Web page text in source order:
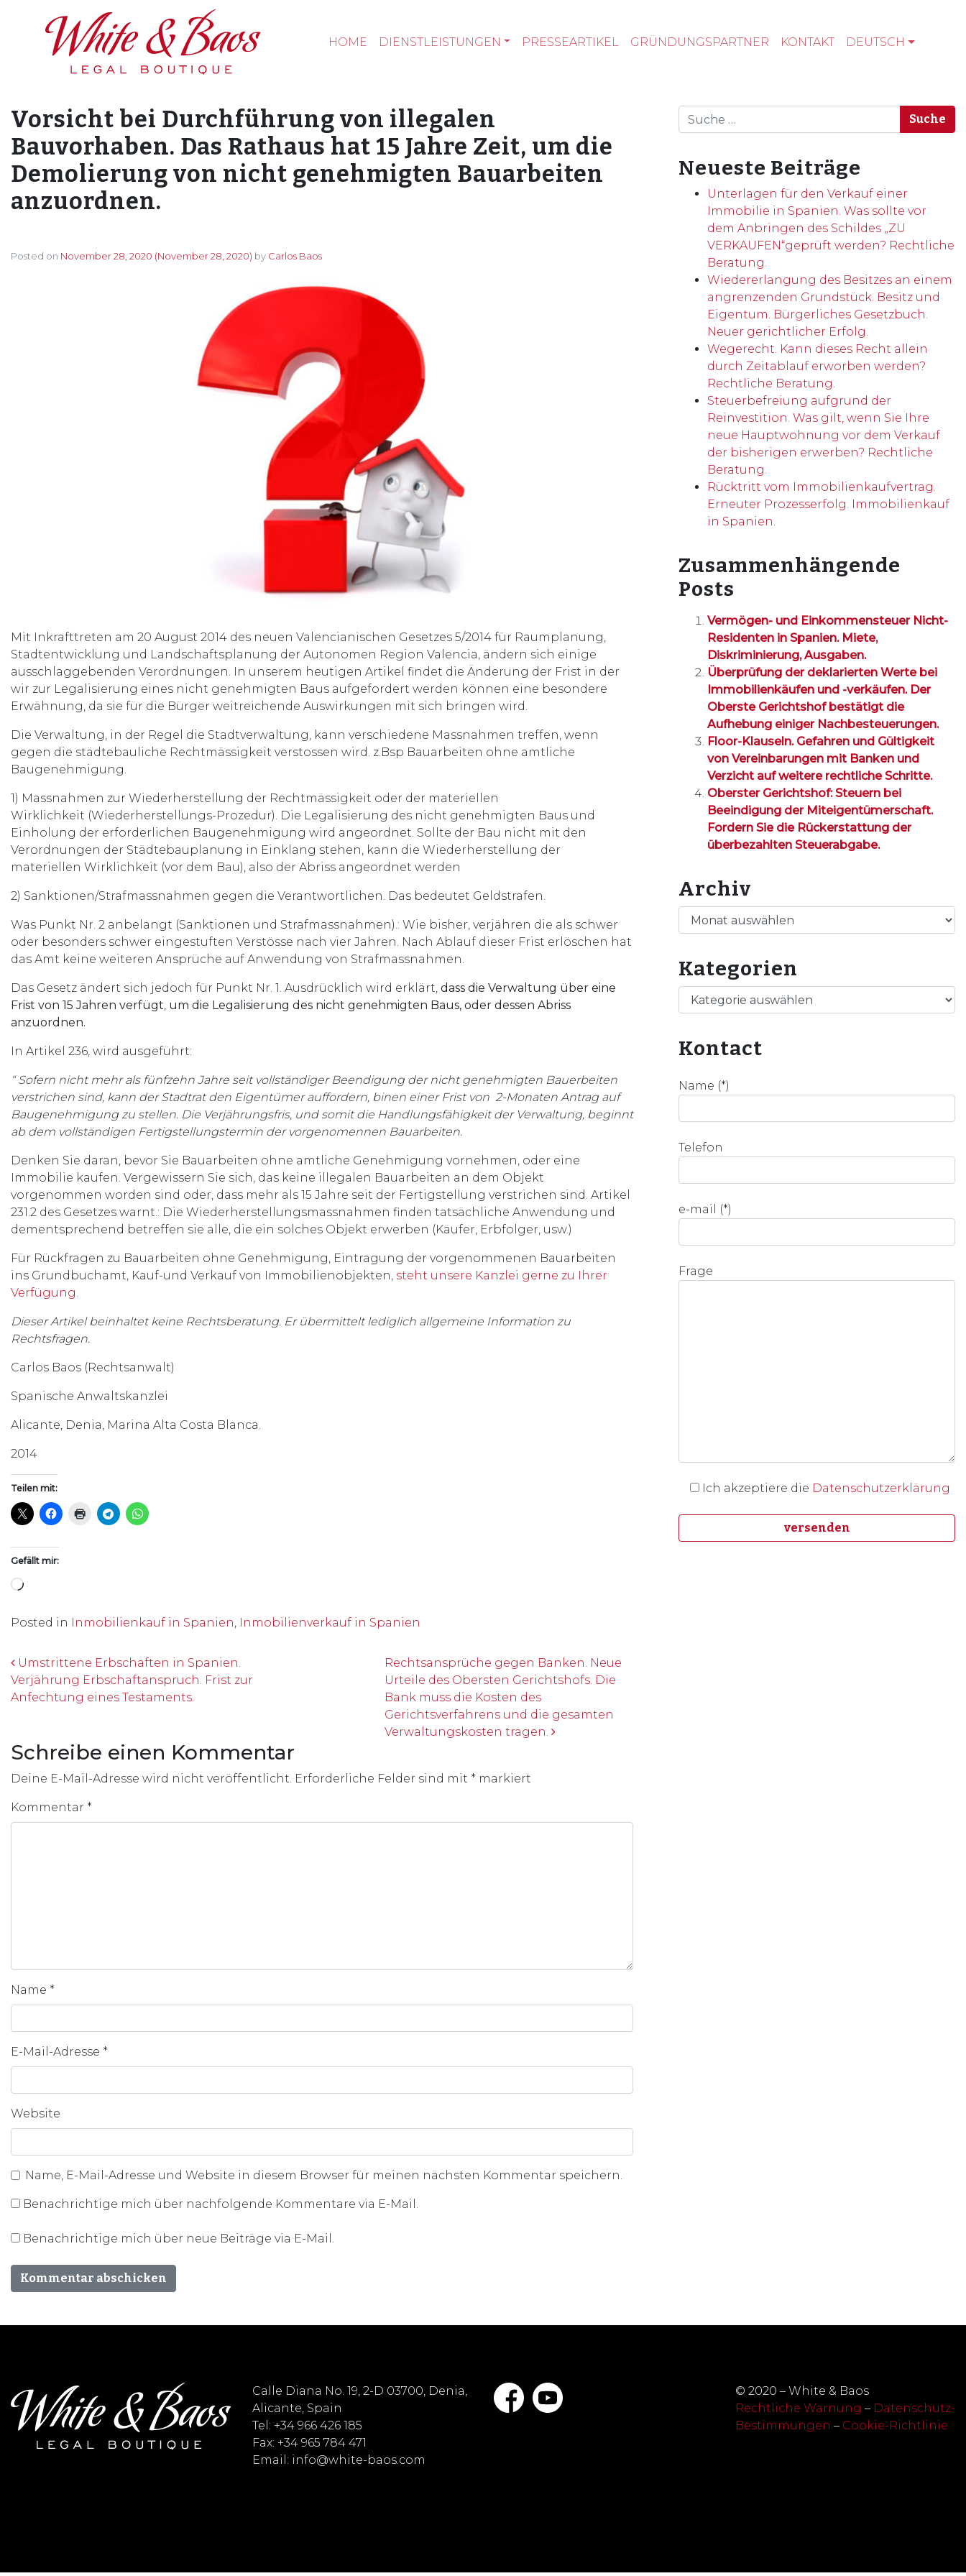
Main Navigation HOME DIENSTLEISTUNGEN PRESSEARTIKEL GRÜNDUNGSPARTNER KONTAKT DEUTSCH
Vorsicht bei Durchführung von illegalen
Bauvorhaben. Das Rathaus hat 15 Jahre Zeit, um die
Demolierung von nicht genehmigten Bauarbeiten
anzuordnen.
Posted on November 28, 2020 (November 28, 2020) by Carlos Baos
Mit Inkrafttreten am 20 August 2014 des neuen Valencianischen Gesetzes 5/2014 für Raumplanung,
Stadtentwicklung und Landschaftsplanung der Autonomen Region Valencia, ändern sich einige
ausschlaggebenden Verordnungen. In unserem heutigen Artikel findet die Änderung der Frist in der
wir zur Legalisierung eines nicht genehmigten Baus aufgefordert werden können eine besondere
Erwähnung, da sie für die Bürger weitreichende Auswirkungen mit sich bringen wird.
Die Verwaltung, in der Regel die Stadtverwaltung, kann verschiedene Massnahmen treffen, wenn
gegen die städtebauliche Rechtmässigkeit verstossen wird. z.Bsp Bauarbeiten ohne amtliche
Baugenehmigung.
1) Massnahmen zur Wiederherstellung der Rechtmässigkeit oder der materiellen
Wirklichkeit (Wiederherstellungs-Prozedur). Die Legalisierung des nicht genehmigten Baus und
Einholung der erforderlichen Baugenehmigung wird angeordnet. Sollte der Bau nicht mit den
Verordnungen der Städtebauplanung in Einklang stehen, kann die Wiederherstellung der
materiellen Wirklichkeit (vor dem Bau), also der Abriss angeordnet werden
2) Sanktionen/Strafmassnahmen gegen die Verantwortlichen. Das bedeutet Geldstrafen.
Was Punkt Nr. 2 anbelangt (Sanktionen und Strafmassnahmen).: Wie bisher, verjähren die als schwer
oder besonders schwer eingestuften Verstösse nach vier Jahren. Nach Ablauf dieser Frist erlöschen hat
das Amt keine weiteren Ansprüche auf Anwendung von Strafmassnahmen.
Das Gesetz ändert sich jedoch für Punkt Nr. 1. Ausdrücklich wird erklärt, dass die Verwaltung über eine
Frist von 15 Jahren verfügt, um die Legalisierung des nicht genehmigten Baus, oder dessen Abriss
anzuordnen.
In Artikel 236, wird ausgeführt:
“Sofern nicht mehr als fünfzehn Jahre seit vollständiger Beendigung der nicht genehmigten Bauerbeiten
verstrichen sind, kann der Stadtrat den Eigentümer auffordern, binen einer Frist von 2-Monaten Antrag auf
Baugenehmigung zu stellen. Die Verjährungsfris, und somit die Handlungsfähigkeit der Verwaltung, beginnt
ab dem vollständigen Fertigstellungstermin der vorgenomennen Bauarbeiten.
Denken Sie daran, bevor Sie Bauarbeiten ohne amtliche Genehmigung vornehmen, oder eine
Immobilie kaufen. Vergewissern Sie sich, das keine illegalen Bauarbeiten an dem Objekt
vorgenommen worden sind oder, dass mehr als 15 Jahre seit der Fertigstellung verstrichen sind. Artikel
231.2 des Gesetzes warnt.: Die Wiederherstellungsmassnahmen finden tatsächliche Anwendung und
dementsprechend betreffen sie alle, die ein solches Objekt erwerben (Käufer, Erbfolger, usw.)
Für Rückfragen zu Bauarbeiten ohne Genehmigung, Eintragung der vorgenommenen Bauarbeiten
ins Grundbuchamt, Kauf-und Verkauf von Immobilienobjekten, steht unsere Kanzlei gerne zu Ihrer
Verfügung.
Dieser Artikel beinhaltet keine Rechtsberatung. Er übermittelt lediglich allgemeine Information zu
Rechtsfragen.
Carlos Baos (Rechtsanwalt)
Spanische Anwaltskanzlei
Alicante, Denia, Marina Alta Costa Blanca.
2014
Teilen mit:
Gefällt mir:
Wird geladen …
Posted in Inmobilienkauf in Spanien, Inmobilienverkauf in Spanien
Beitrags-Navigation
Umstrittene Erbschaften in Spanien.
Verjährung Erbschaftanspruch. Frist zur
Anfechtung eines Testaments.
Rechtsansprüche gegen Banken. Neue
Urteile des Obersten Gerichtshofs. Die
Bank muss die Kosten des
Gerichtsverfahrens und die gesamten
Verwaltungskosten tragen.
Schreibe einen Kommentar
Deine E-Mail-Adresse wird nicht veröffentlicht. Erforderliche Felder sind mit * markiert
Kommentar *
Name *
E-Mail-Adresse *
Website
Name, E-Mail-Adresse und Website in diesem Browser für meinen nächsten Kommentar speichern.
Benachrichtige mich über nachfolgende Kommentare via E-Mail.
Benachrichtige mich über neue Beiträge via E-Mail.
Suche
Neueste Beiträge
Unterlagen für den Verkauf einer
Immobilie in Spanien. Was sollte vor
dem Anbringen des Schildes „ZU
VERKAUFEN“geprüft werden? Rechtliche
Beratung.
Wiedererlangung des Besitzes an einem
angrenzenden Grundstück. Besitz und
Eigentum. Bürgerliches Gesetzbuch.
Neuer gerichtlicher Erfolg.
Wegerecht. Kann dieses Recht allein
durch Zeitablauf erworben werden?
Rechtliche Beratung.
Steuerbefreiung aufgrund der
Reinvestition. Was gilt, wenn Sie Ihre
neue Hauptwohnung vor dem Verkauf
der bisherigen erwerben? Rechtliche
Beratung.
Rücktritt vom Immobilienkaufvertrag.
Erneuter Prozesserfolg. Immobilienkauf
in Spanien.
Zusammenhängende
Posts
Vermögen- und Einkommensteuer Nicht-
Residenten in Spanien. Miete,
Diskriminierung, Ausgaben.
Überprüfung der deklarierten Werte bei
Immobilienkäufen und -verkäufen. Der
Oberste Gerichtshof bestätigt die
Aufhebung einiger Nachbesteuerungen.
Floor-Klauseln. Gefahren und Gültigkeit
von Vereinbarungen mit Banken und
Verzicht auf weitere rechtliche Schritte.
Oberster Gerichtshof: Steuern bei
Beeindigung der Miteigentümerschaft.
Fordern Sie die Rückerstattung der
überbezahlten Steuerabgabe.
Archiv
Archiv
Kategorien
Kategorien
Kontact
Name (*)
Telefon
e-mail (*)
Frage
Ich akzeptiere die Datenschutzerklärung
Calle Diana No. 19, 2-D 03700, Denia,
Alicante, Spain
Tel: +34 966 426 185
Fax: +34 965 784 471
Email: info@white-baos.com
© 2020 – White & Baos
Rechtliche Warnung – Datenschutz-
Bestimmungen – Cookie-Richtlinie